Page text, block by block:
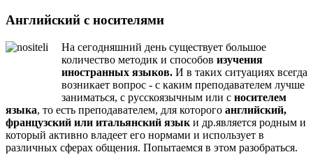
Английский с носителями
На сегодняшний день существует большое
количество методик и способов изучения
иностранных языков. И в таких ситуациях всегда
возникает вопрос - с каким преподавателем лучше
заниматься, с русскоязычным или с носителем
языка, то есть преподавателем, для которого английский,
французский или итальянский язык и др.является родным и
который активно владеет его нормами и использует в
различных сферах общения. Попытаемся в этом разобраться.